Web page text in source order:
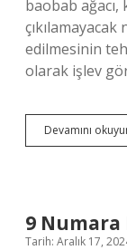
baobab
edilmesinin
olarak işlev
Devamını
9
Tarih: Aralık 17,